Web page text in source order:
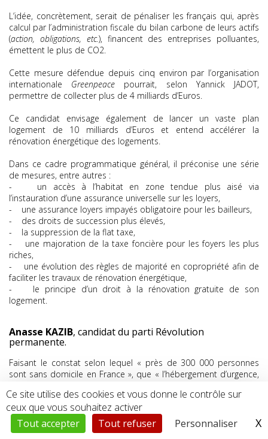
L’idée, concrètement, serait de pénaliser les français qui, après
calcul par l’administration fiscale du bilan carbone de leurs actifs
(action, obligations, etc.), financent des entreprises polluantes,
émettent le plus de CO2.
Cette mesure défendue depuis cinq environ par l’organisation
internationale Greenpeace pourrait, selon Yannick JADOT,
permettre de collecter plus de 4 milliards d’Euros.
Ce candidat envisage également de lancer un vaste plan
logement de 10 milliards d’Euros et entend accélérer la
rénovation énergétique des logements.
Dans ce cadre programmatique général, il préconise une série
de mesures, entre autres :
- un accès à l’habitat en zone tendue plus aisé via
l’instauration d’une assurance universelle sur les loyers,
- une assurance loyers impayés obligatoire pour les bailleurs,
- des droits de succession plus élevés,
- la suppression de la flat taxe,
- une majoration de la taxe foncière pour les foyers les plus
riches,
- une évolution des règles de majorité en copropriété afin de
faciliter les travaux de rénovation énergétique,
- le principe d’un droit à la rénovation gratuite de son
logement.
Anasse KAZIB, candidat du parti Révolution
permanente.
Faisant le constat selon lequel « près de 300 000 personnes
sont sans domicile en France », que « l’hébergement d’urgence,
millions de personnes qui sont aujourd’hui touchées, de près ou
de loin, par la crise du logement » alors qu’il « existe plus de 3
millions de logements vides dans le pays, le plus souvent dans
le parc immobilier contrôlé par des grands groupes ou encore
Ce site utilise des cookies et vous donne le contrôle sur
ceux que vous souhaitez activer
Tout accepter
Tout refuser Personnaliser X